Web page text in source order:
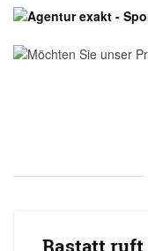
Rastatt ruft